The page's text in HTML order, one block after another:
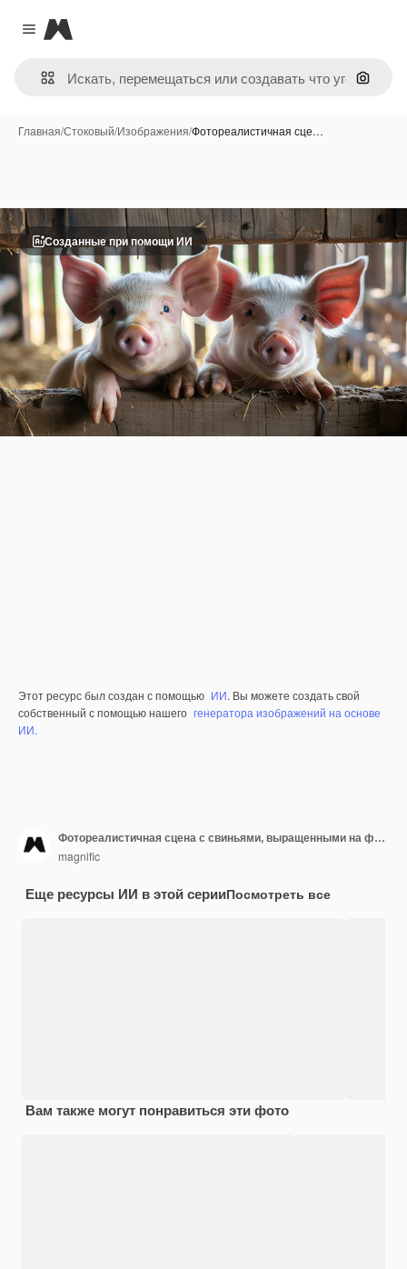
Close menu
Magnific
Поиск
Главная/Стоковый/Изображения/Фотореалистичная сце…
Созданные при помощи ИИ
Этот ресурс был создан с помощью ИИ. Вы можете создать свой
собственный с помощью нашего генератора изображений на основе
ИИ.
Фотореалистичная сцена с свиньями, выращенными на ферме
magnific
Еще ресурсы ИИ в этой серииПосмотреть все
Вам также могут понравиться эти фото